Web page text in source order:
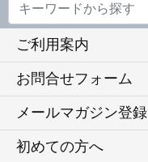
ご利用案内
お問合せフォーム
メールマガジン登録
初めての方へ